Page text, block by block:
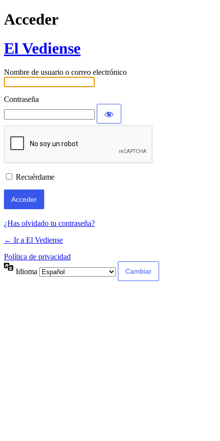
Acceder
El Vediense
Nombre de usuario o correo electrónico
Contraseña
Recuérdame
¿Has olvidado tu contraseña?
← Ir a El Vediense
Política de privacidad
Idioma